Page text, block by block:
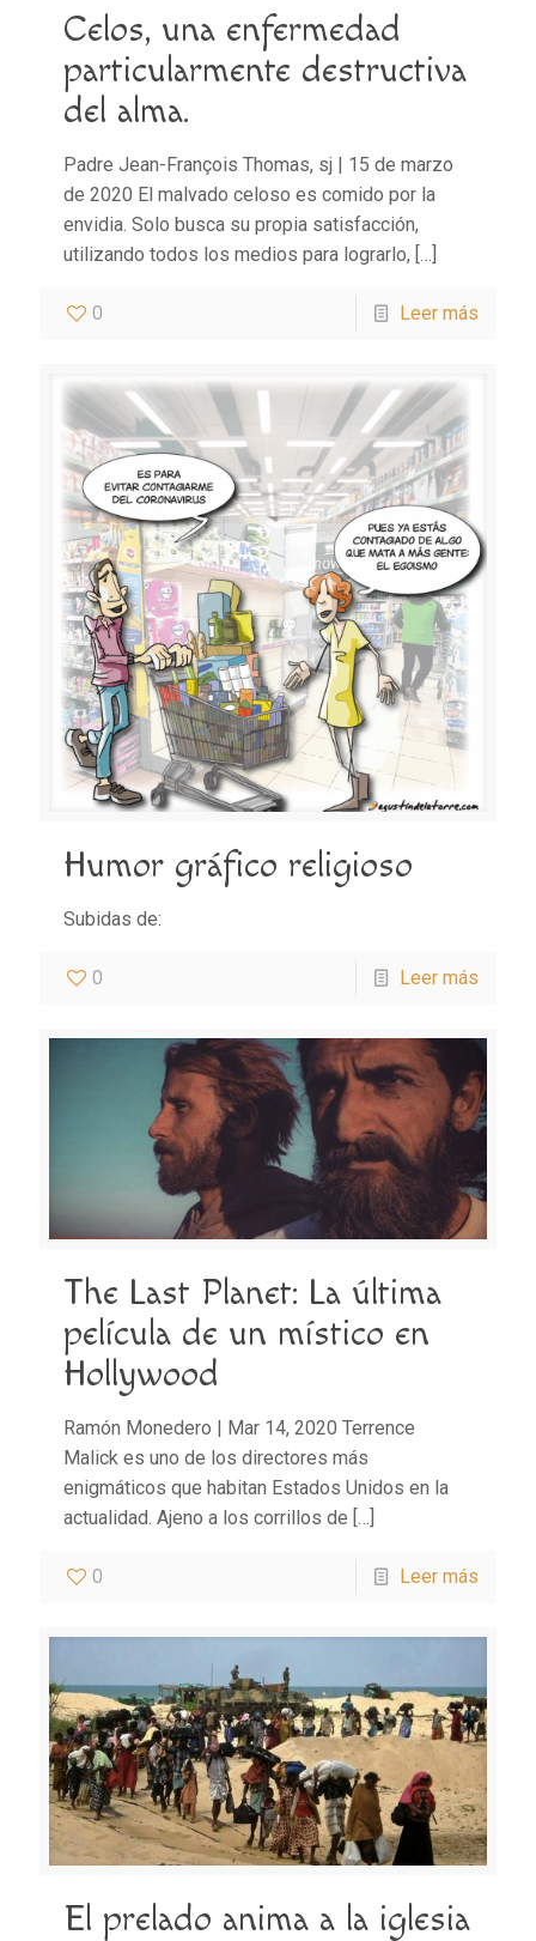
Celos, una enfermedad
particularmente destructiva
del alma.
Padre Jean-François Thomas, sj | 15 de marzo
de 2020 El malvado celoso es comido por la
envidia. Solo busca su propia satisfacción,
utilizando todos los medios para lograrlo, […]
0 Leer más
Humor gráfico religioso
Subidas de:
0 Leer más
The Last Planet: La última
película de un místico en
Hollywood
Ramón Monedero | Mar 14, 2020 Terrence
Malick es uno de los directores más
enigmáticos que habitan Estados Unidos en la
actualidad. Ajeno a los corrillos de […]
0 Leer más
El prelado anima a la iglesia